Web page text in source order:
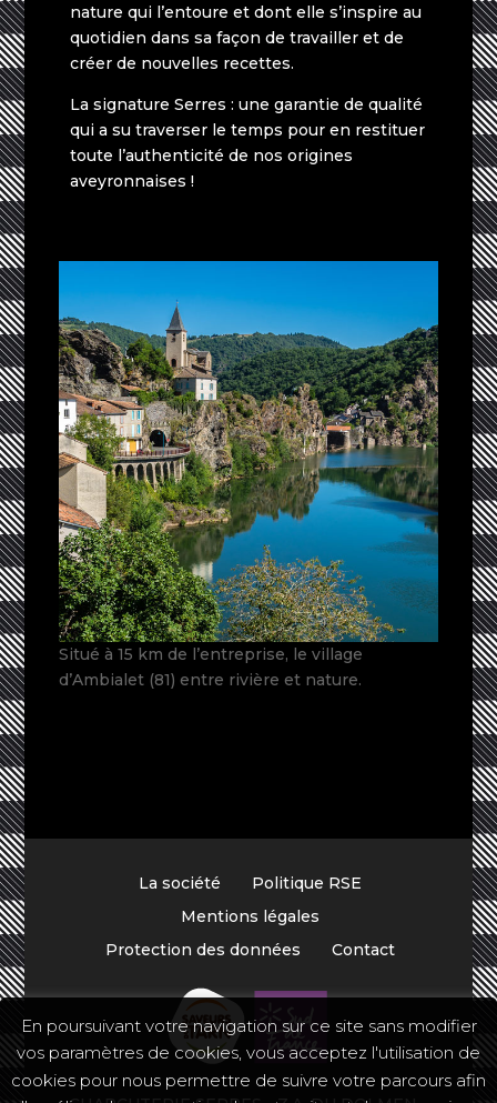
nature qui l’entoure et dont elle s’inspire au
quotidien dans sa façon de travailler et de
créer de nouvelles recettes.
La signature Serres : une garantie de qualité
qui a su traverser le temps pour en restituer
toute l’authenticité de nos origines
aveyronnaises !
Situé à 15 km de l’entreprise, le village
d’Ambialet (81) entre rivière et nature.
La société
Politique RSE
Mentions légales
Protection des données
Contact
En poursuivant votre navigation sur ce site sans modifier
vos paramètres de cookies, vous acceptez l'utilisation de
cookies pour nous permettre de suivre votre parcours afin